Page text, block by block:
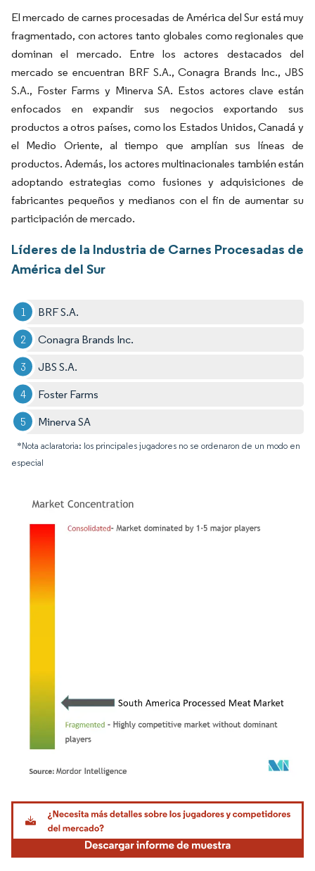
El mercado de carnes procesadas de América del Sur está muy
fragmentado, con actores tanto globales como regionales que
dominan el mercado. Entre los actores destacados del
mercado se encuentran BRF S.A., Conagra Brands Inc., JBS
S.A., Foster Farms y Minerva SA. Estos actores clave están
enfocados en expandir sus negocios exportando sus
productos a otros países, como los Estados Unidos, Canadá y
el Medio Oriente, al tiempo que amplían sus líneas de
productos. Además, los actores multinacionales también están
adoptando estrategias como fusiones y adquisiciones de
fabricantes pequeños y medianos con el fin de aumentar su
participación de mercado.
Líderes de la Industria de Carnes Procesadas de
América del Sur
BRF S.A.
Conagra Brands Inc.
JBS S.A.
Foster Farms
Minerva SA
*Nota aclaratoria: los principales jugadores no se ordenaron de un modo en
especial
Imagen © Mordor Intelligence. El uso requiere atribución según CC BY 4.0.